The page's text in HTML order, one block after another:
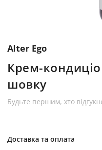
Alter Ego
Крем-
шовку
Будьте першим, хто
Доставка та оплата